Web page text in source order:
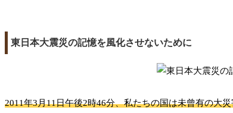
東日本大震災の記憶を風化させないために
2011年3月11日午後2時46分、私たちの国は未曾有の大